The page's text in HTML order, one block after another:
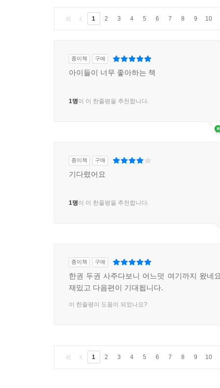
1 2 3 4 5 6 7 8 9 10
종이책 구매
아이들이 너무 좋아하는 책
1명이 이 한줄평을 추천합니다.
종이책 구매
기다렸어요
1명이 이 한줄평을 추천합니다.
종이책 구매
한권 두권 사주다보니 어느덧 여기까지 왔네
재밌고 다음편이 기대됩니다.
이 한줄평이 도움이 되었나요?
1 2 3 4 5 6 7 8 9 10